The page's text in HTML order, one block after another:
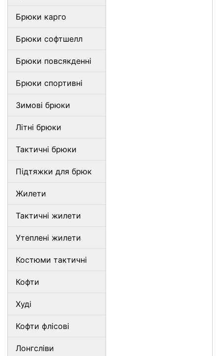
Брюки карго
Брюки софтшелл
Брюки повсякденні
Брюки спортивні
Зимові брюки
Літні брюки
Тактичні брюки
Підтяжки для брюк
Жилети
Тактичні жилети
Утеплені жилети
Костюми тактичні
Кофти
Худі
Кофти флісові
Лонгсліви